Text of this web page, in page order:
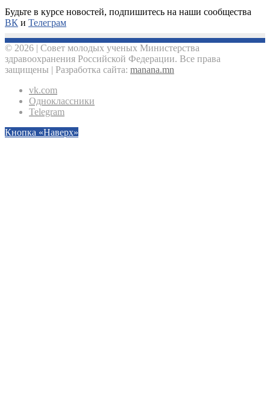
Будьте в курсе новостей, подпишитесь на наши сообщества
ВК и Телеграм
© 2026 | Совет молодых ученых Министерства
здравоохранения Российской Федерации. Все права
защищены | Разработка сайта: manana.mn
vk.com
Одноклассники
Telegram
Кнопка «Наверх»